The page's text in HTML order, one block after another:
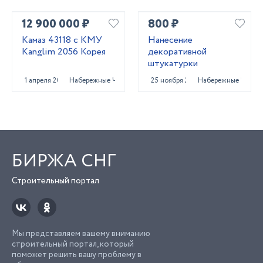
12 900 000 ₽
Камаз 43118 с КМУ
Kanglim 2056 Корея
1 апреля 2025 Набережные Челны
800 ₽
Нанесение
декоративной
штукатурки
25 ноября 2025Набережные Челны
БИРЖА СНГ
Строительный портал
Мы представляем вашему вниманию
строительный портал, который
поможет решить вашу проблему в